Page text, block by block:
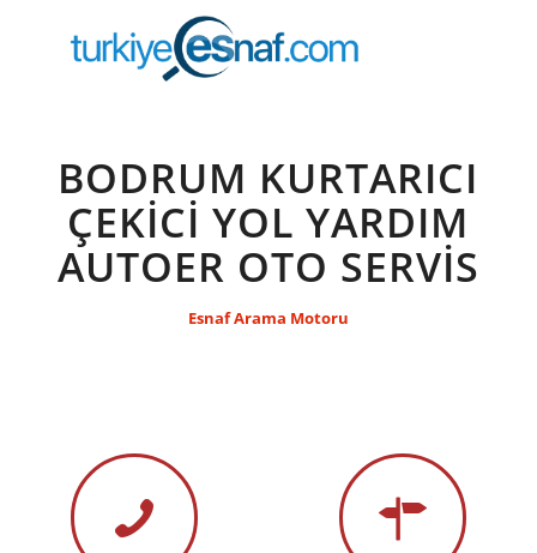
BODRUM KURTARICI
ÇEKİCİ YOL YARDIM
AUTOER OTO SERVİS
Esnaf Arama Motoru